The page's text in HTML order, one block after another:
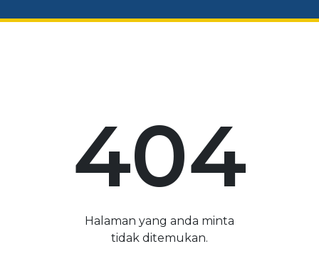
404
Halaman yang anda minta
tidak ditemukan.